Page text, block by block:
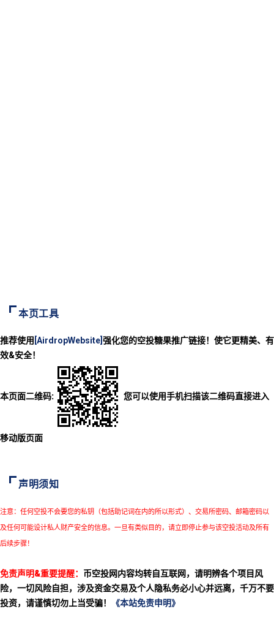
本页工具
推荐使用 [AirdropWebsite] 强化您的空投糖果推广链接！使它更精美、有
效&安全！
本页面二维码: 您可以使用手机扫描该二维码直接进入
移动版页面
声明须知
注意：任何空投不会要您的私钥（包括助记词在内的所以形式）、交易所密码、邮箱密码以
及任何可能设计私人财产安全的信息。一旦有类似目的，请立即停止参与该空投活动及所有
后续步骤！
免责声明&重要提醒： 币空投网内容均转自互联网，请明辨各个项目风
险，一切风险自担，涉及资金交易及个人隐私务必小心并远离，千万不要
投资，请谨慎切勿上当受骗！
《本站免责申明》